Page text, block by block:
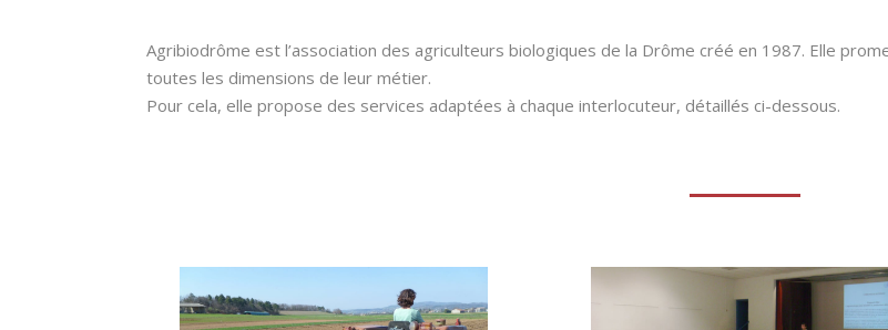
Agribiodrôme est l’association des agriculteurs biologiques de la Drôme créé en 1987. Elle
toutes les dimensions de leur métier.
Pour cela, elle propose des services adaptées à chaque interlocuteur, détaillés ci-dessous.